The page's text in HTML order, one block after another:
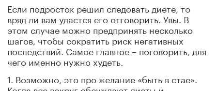
Если подросток решил следовать диете, то
вряд ли вам удастся его отговорить. Увы. В
этом случае можно предпринять несколько
шагов, чтобы сократить риск негативных
последствий. Самое главное – поговорить, для
чего именно нужно худеть.
1. Возможно, это про желание «быть в стае».